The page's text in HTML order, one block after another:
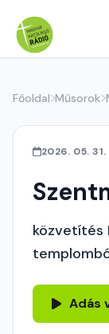
Főoldal Műsorok
2026. 05. 31.
közvetítés
Adás